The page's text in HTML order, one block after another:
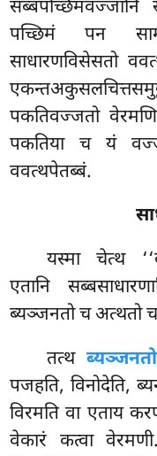
सब्बपच्छिमवज्जानि
पच्छिमं पन
साधारणविसेसतो
पकतिवज्जतो
पकतिया च यं
ववत्थपेतब्बं.
यस्मा चेत्थ
एतानि
ब्यञ्जनतो च अत्थतो
तत्थब्यञ्जनतो
पजहति, विनोदेति,
विरमति वा एताय
वेकारं कत्वा